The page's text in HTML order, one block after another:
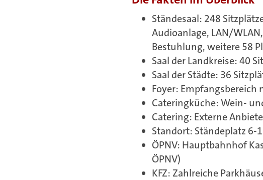
Ständesaal: 248
Audioanlage, LAN/
Bestuhlung, weitere 58
Saal der Landkreise: 40
Saal der Städte: 36
Foyer: Empfangsbereich
Cateringküche: Wein-
Catering: Externe
Standort: Ständeplatz 6-
ÖPNV: Hauptbahnhof
ÖPNV)
KFZ: Zahlreiche